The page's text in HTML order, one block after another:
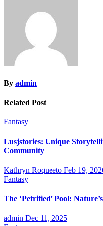
By admin
Related Post
Fantasy
Lusjstories: Unique
Community
Kathryn Roqueeto Feb 19,
Fantasy
The ‘Petrified’ Pool:
admin Dec 11, 2025